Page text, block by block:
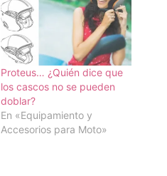
Proteus… ¿Quién dice que
los cascos no se pueden
doblar?
En «Equipamiento y
Accesorios para Moto»